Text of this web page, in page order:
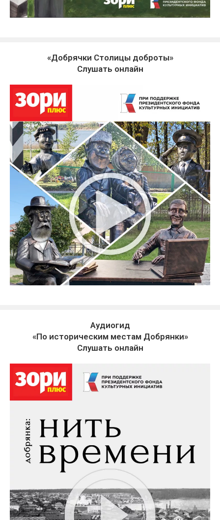
«Добрячки Столицы доброты»
Слушать онлайн
Аудиогид
«По историческим местам Добрянки»
Слушать онлайн